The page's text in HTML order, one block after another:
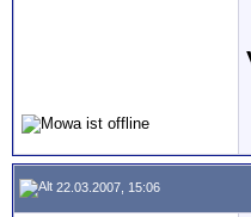
22.03.2007, 15:06